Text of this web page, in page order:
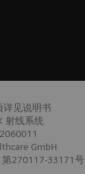
详见说明书
射线系统
GmbH
270117-33171号